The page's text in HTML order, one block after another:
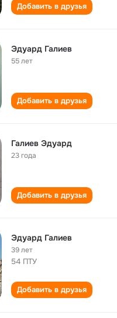
Добавить в друзья
Эдуард Галиев
55 лет
Добавить в друзья
Галиев Эдуард
23 года
Добавить в друзья
Эдуард Галиев
39 лет
54 ПТУ
Добавить в друзья